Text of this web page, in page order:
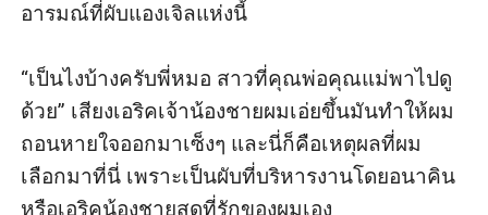
อารมณ์ที่ผับแองเจิลแห่งนี้
“เป็นไงบ้างครับพี่หมอ สาวที่คุณพ่อคุณแม่พาไปดู
ด้วย” เสียงเอริคเจ้าน้องชายผมเอ่ยขึ้นมันทำให้ผม
ถอนหายใจออกมาเซ็งๆ และนี่ก็คือเหตุผลที่ผม
เลือกมาที่นี่ เพราะเป็นผับที่บริหารงานโดยอนาคิน
หรือเอริคน้องชายสุดที่รักของผมเอง